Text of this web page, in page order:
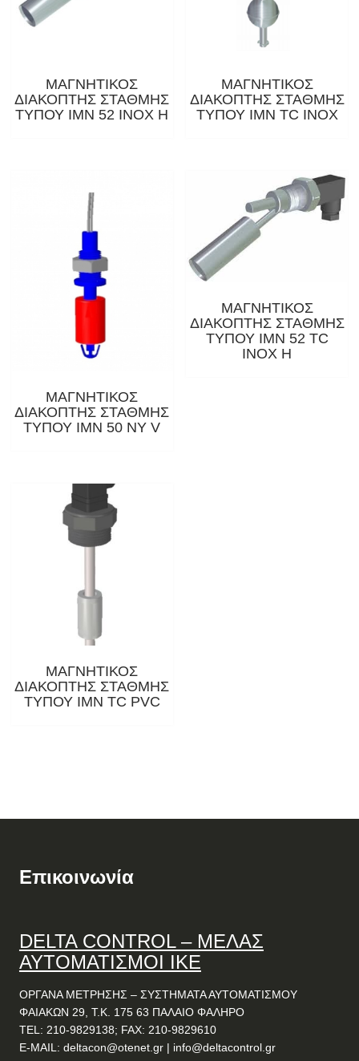
ΜΑΓΝΗΤΙΚΟΣ
ΔΙΑΚΟΠΤΗΣ ΣΤΑΘΜΗΣ
ΤΥΠΟΥ ΙΜΝ 52 ΙΝΟΧ Η
ΜΑΓΝΗΤΙΚΟΣ
ΔΙΑΚΟΠΤΗΣ ΣΤΑΘΜΗΣ
ΤΥΠΟΥ IMN TC INOX
ΜΑΓΝΗΤΙΚΟΣ
ΔΙΑΚΟΠΤΗΣ ΣΤΑΘΜΗΣ
ΤΥΠΟΥ IMN 50 NY V
ΜΑΓΝΗΤΙΚΟΣ
ΔΙΑΚΟΠΤΗΣ ΣΤΑΘΜΗΣ
ΤΥΠΟΥ ΙΜΝ 52 TC
ΙΝΟΧ Η
ΜΑΓΝΗΤΙΚΟΣ
ΔΙΑΚΟΠΤΗΣ ΣΤΑΘΜΗΣ
ΤΥΠΟΥ IMN TC PVC
Επικοινωνία
DELTA CONTROL– ΜΕΛΑΣ
ΑΥΤΟΜΑΤΙΣΜΟΙ ΙΚΕ
ΟΡΓΑΝΑ ΜΕΤΡΗΣΗΣ – ΣΥΣΤΗΜΑΤΑ ΑΥΤΟΜΑΤΙΣΜΟΥ
ΦΑΙΑΚΩΝ 29, Τ.Κ. 175 63 ΠΑΛΑΙΟ ΦΑΛΗΡΟ
TEL: 210-9829138; FAX: 210-9829610
E-MAIL: deltacon@otenet.gr| info@deltacontrol.gr